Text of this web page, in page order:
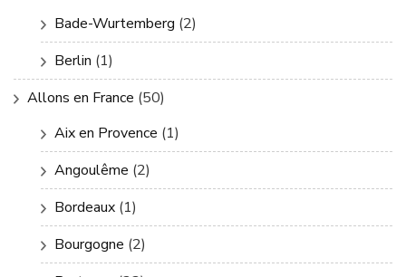
Bade-Wurtemberg (2)
Berlin (1)
Allons en France (50)
Aix en Provence (1)
Angoulême (2)
Bordeaux (1)
Bourgogne (2)